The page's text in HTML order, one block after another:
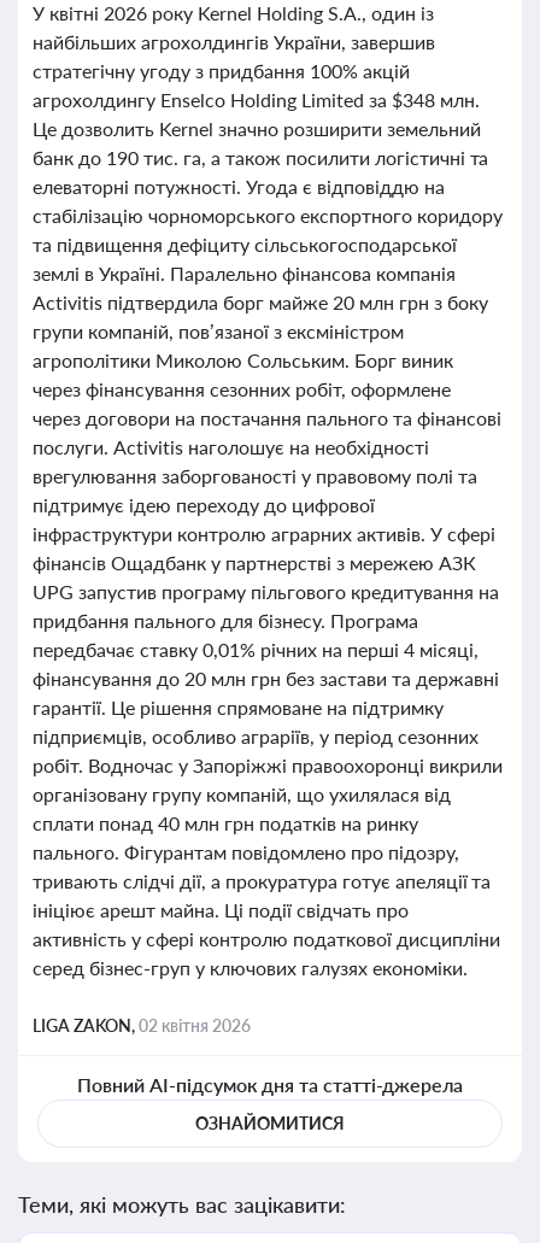
У квітні 2026 року Kernel Holding S.A., один із
найбільших агрохолдингів України, завершив
стратегічну угоду з придбання 100% акцій
агрохолдингу Enselco Holding Limited за $348 млн.
Це дозволить Kernel значно розширити земельний
банк до 190 тис. га, а також посилити логістичні та
елеваторні потужності. Угода є відповіддю на
стабілізацію чорноморського експортного коридору
та підвищення дефіциту сільськогосподарської
землі в Україні. Паралельно фінансова компанія
Activitis підтвердила борг майже 20 млн грн з боку
групи компаній, пов’язаної з ексміністром
агрополітики Миколою Сольським. Борг виник
через фінансування сезонних робіт, оформлене
через договори на постачання пального та фінансові
послуги. Activitis наголошує на необхідності
врегулювання заборгованості у правовому полі та
підтримує ідею переходу до цифрової
інфраструктури контролю аграрних активів. У сфері
фінансів Ощадбанк у партнерстві з мережею АЗК
UPG запустив програму пільгового кредитування на
придбання пального для бізнесу. Програма
передбачає ставку 0,01% річних на перші 4 місяці,
фінансування до 20 млн грн без застави та державні
гарантії. Це рішення спрямоване на підтримку
підприємців, особливо аграріїв, у період сезонних
робіт. Водночас у Запоріжжі правоохоронці викрили
організовану групу компаній, що ухилялася від
сплати понад 40 млн грн податків на ринку
пального. Фігурантам повідомлено про підозру,
тривають слідчі дії, а прокуратура готує апеляції та
ініціює арешт майна. Ці події свідчать про
активність у сфері контролю податкової дисципліни
серед бізнес-груп у ключових галузях економіки.
LIGA ZAKON,02 квітня 2026
Повний AI-підсумок дня та статті-джерела
ОЗНАЙОМИТИСЯ
Теми, які можуть вас зацікавити: